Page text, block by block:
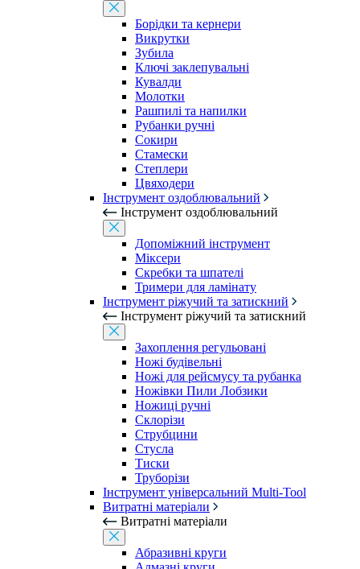
Борідки та кернери
Викрутки
Зубила
Ключі заклепувальні
Кувалди
Молотки
Рашпилі та напилки
Рубанки ручні
Сокири
Стамески
Степлери
Цвяходери
Інструмент оздоблювальний
Інструмент оздоблювальний
Допоміжний інструмент
Міксери
Скребки та шпателі
Тримери для ламінату
Інструмент ріжучий та затискний
Інструмент ріжучий та затискний
Захоплення регульовані
Ножі будівельні
Ножі для рейсмусу та рубанка
Ножівки Пили Лобзики
Ножиці ручні
Склорізи
Струбцини
Стусла
Тиски
Труборізи
Інструмент універсальний Multi-Tool
Витратні матеріали
Витратні матеріали
Абразивні круги